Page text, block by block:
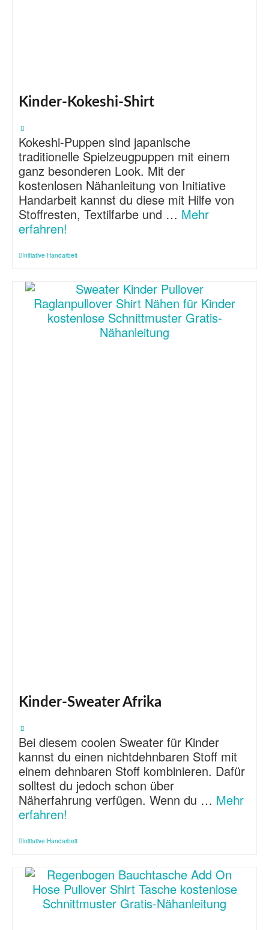
Kinder-Kokeshi-Shirt
Kokeshi-Puppen sind japanische
traditionelle Spielzeugpuppen mit einem
ganz besonderen Look. Mit der
kostenlosen Nähanleitung von Initiative
Handarbeit kannst du diese mit Hilfe von
Stoffresten, Textilfarbe und … Mehr
erfahren!
Initiative Handarbeit
Kinder-Sweater Afrika
Bei diesem coolen Sweater für Kinder
kannst du einen nichtdehnbaren Stoff mit
einem dehnbaren Stoff kombinieren. Dafür
solltest du jedoch schon über
Näherfahrung verfügen. Wenn du … Mehr
erfahren!
Initiative Handarbeit